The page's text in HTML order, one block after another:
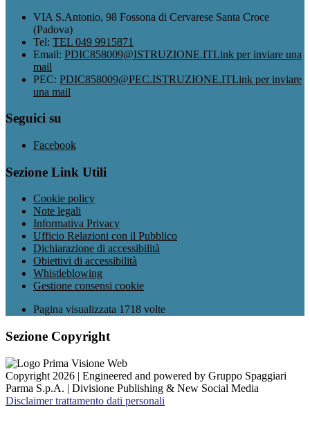
VIA S.Antonio, 98 Fossona di Cervarese Santa Croce
(Padova)
Tel: TEL 049 9915871
Email: PDIC858009@ISTRUZIONE.ITLink per inviare una
mail
PEC: PDIC858009@PEC.ISTRUZIONE.ITLink per inviare
una mail
Seguici su
Facebook
Sezione Link Utili
Cookie policy
Note legali
Informativa Privacy
Ufficio Relazioni con il Pubblico
Dichiarazione di accessibilità
Obiettivi di accessibilità
Whistleblowing
Gestione consensi cookie
Pagina visualizzata 1718 volte
Sezione Copyright
Copyright 2026 | Engineered and powered by Gruppo Spaggiari
Parma S.p.A. | Divisione Publishing & New Social Media
Disclaimer trattamento dati personali